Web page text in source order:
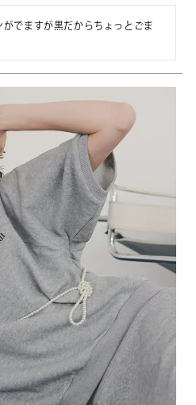
でますが黒だからちょっとごま